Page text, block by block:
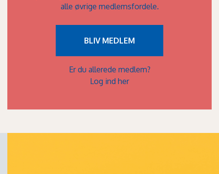
alle øvrige medlemsfordele.
BLIV MEDLEM
Er du allerede medlem?
Log ind her